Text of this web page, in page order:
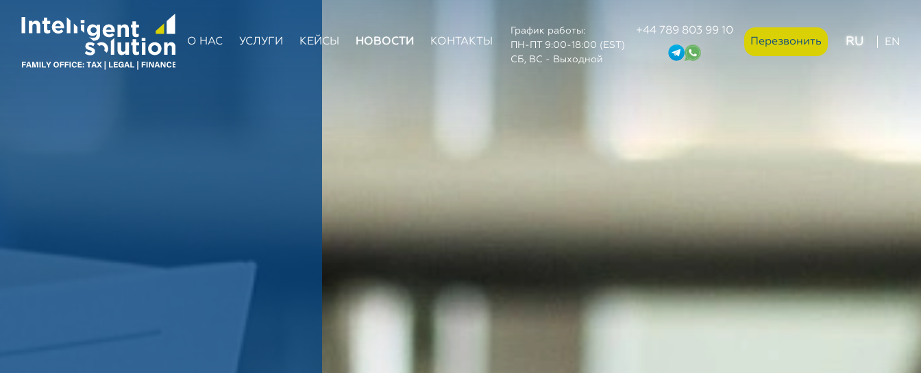
О НАС УСЛУГИ КЕЙСЫ НОВОСТИ КОНТАКТЫ
График работы:
ПН-ПТ 9:00-18:00 (EST)
СБ, ВС - Выходной
+44 789 803 99 10
Перезвонить
RU EN